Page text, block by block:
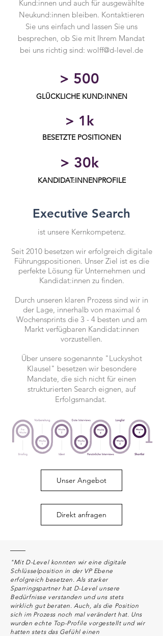
Kund:innen und auch für ausgewählte
Neukund:innen bleiben. Kontaktieren
Sie uns einfach und lassen Sie uns
besprechen, ob Sie mit Ihrem Mandat
bei uns richtig sind: wolff@d-level.de
> 500
GLÜCKLICHE KUND:INNEN
> 1k
BESETZTE POSITIONEN
> 30k
KANDIDAT:INNENPROFILE
Executive Search
ist unsere Kernkompetenz.
Seit 2010 besetzen wir erfolgreich digitale
Führungspositionen. Unser Ziel ist es die
perfekte Lösung für Unternehmen und
Kandidat:innen zu finden.
Durch unseren klaren Prozess sind wir in
der Lage, innerhalb von maximal 6
Wochensprints die 3 - 4 besten und am
Markt verfügbaren Kandidat:innen
vorzustellen.
Über unsere sogenannte "Luckyshot
Klausel" besetzen wir besondere
Mandate, die sich nicht für einen
strukturierten Search eignen, auf
Erfolgsmandat.
Unser Angebot
Direkt anfragen
"Mit D-Level konnten wir eine digitale
Schlüsselposition in der VP Ebene
erfolgreich besetzen. Als starker
Sparringspartner hat D-Level unsere
Bedürfnisse verstanden und uns stets
wirklich gut beraten. Auch, als die Position
sich im Prozess noch mal verändert hat. Uns
wurden echte Top-Profile vorgestellt und wir
hatten stets das Gefühl einen